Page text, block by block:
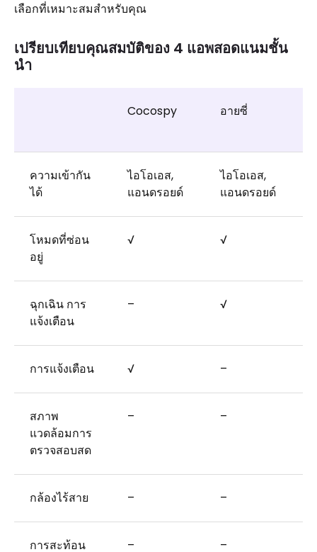
เลือกที่เหมาะสมสำหรับคุณ
เปรียบเทียบคุณสมบัติของ 4 แอพสอดแนมชั้น
นำ
Cocospy อายซี่
ความเข้ากัน
ได้
ไอโอเอส,
แอนดรอยด์
ไอโอเอส,
แอนดรอยด์
โหมดที่ซ่อน
อยู่
√ √
ฉุกเฉิน การ
แจ้งเตือน
– √
การแจ้งเตือน √ –
สภาพ
แวดล้อมการ
ตรวจสอบสด
– –
กล้องไร้สาย – –
การสะท้อน – –